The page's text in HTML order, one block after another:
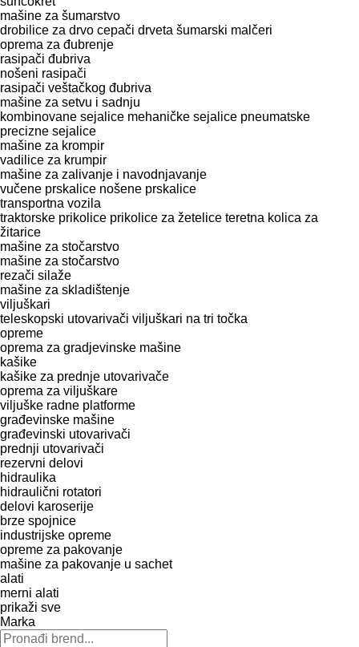
mašine za šumarstvo
drobilice za drvo cepači drveta šumarski malčeri
oprema za đubrenje
rasipači đubriva
nošeni rasipači
rasipači veštačkog đubriva
mašinе za setvu i sadnju
kombinovane sejalice mehaničke sejalice pneumatske
precizne sejalice
mašine za krompir
vadilice za krumpir
mašine za zalivanje i navodnjavanje
vučene prskalice nošene prskalice
transportna vozila
traktorske prikolice prikolice za žetelice teretna kolica za
žitarice
mašine za stočarstvo
mašine za stočarstvo
rezači silaže
mašine za skladištenje
viljuškari
teleskopski utovarivači viljuškari na tri točka
opreme
oprema za gradjevinske mašine
kašike
kašike za prednje utovarivače
oprema za viljuškare
viljuške radne platforme
građevinske mašine
građevinski utovarivači
prednji utovarivači
rezervni delovi
hidraulika
hidraulični rotatori
delovi karoserije
brze spojnice
industrijske opreme
opreme za pakovanje
mašine za pakovanje u sachet
alati
merni alati
prikaži sve
Marka